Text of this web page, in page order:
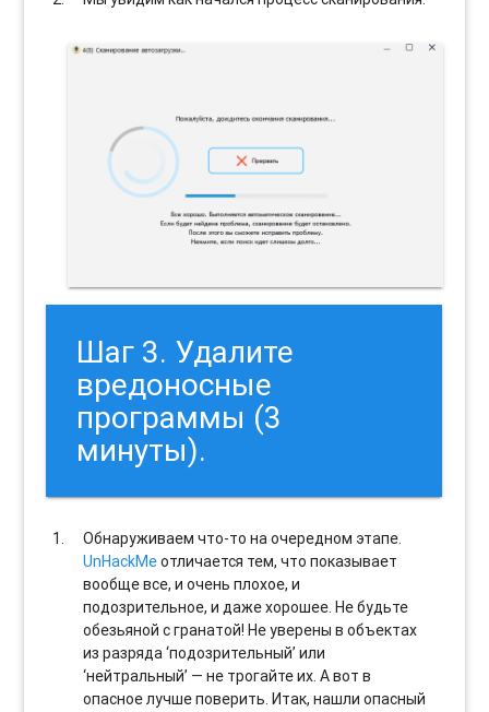
Шаг 3. Удалите
вредоносные
программы (3
минуты).
Обнаруживаем что-то на очередном этапе.
UnHackMeотличается тем, что показывает
вообще все, и очень плохое, и
подозрительное, и даже хорошее. Не будьте
обезьяной с гранатой! Не уверены в объектах
из разряда ‘подозрительный’ или
‘нейтральный’ — не трогайте их. А вот в
опасное лучше поверить. Итак, нашли опасный